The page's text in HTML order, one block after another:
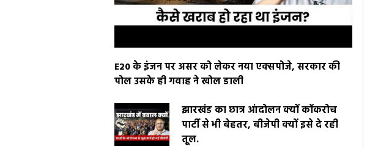
E20 के इंजन पर असर को लेकर नया एक्सपोजे, सरकार की
पोल उसके ही गवाह ने खोल डाली
झारखंड का छात्र आंदोलन क्यों कॉकरोच
पार्टी से भी बेहतर, बीजेपी क्यों इसे दे रही
तूल.